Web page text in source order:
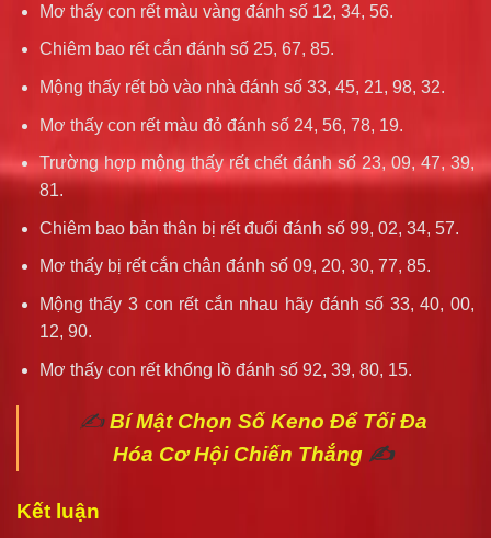
Mơ thấy con rết màu vàng đánh số 12, 34, 56.
Chiêm bao rết cắn đánh số 25, 67, 85.
Mộng thấy rết bò vào nhà đánh số 33, 45, 21, 98, 32.
Mơ thấy con rết màu đỏ đánh số 24, 56, 78, 19.
Trường hợp mộng thấy rết chết đánh số 23, 09, 47, 39,
81.
Chiêm bao bản thân bị rết đuổi đánh số 99, 02, 34, 57.
Mơ thấy bị rết cắn chân đánh số 09, 20, 30, 77, 85.
Mộng thấy 3 con rết cắn nhau hãy đánh số 33, 40, 00,
12, 90.
Mơ thấy con rết khổng lồ đánh số 92, 39, 80, 15.
✍️Bí Mật Chọn Số Keno Để Tối Đa
Hóa Cơ Hội Chiến Thắng ✍️
Kết luận